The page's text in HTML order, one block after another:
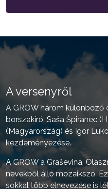
A versenyről
A GROW három különböző
borszakíró, Saša Špiranec
(Magyarország) és Igor
kezdeményezése.
A GROW a Graševina,
nevekből álló mozaikszó.
sokkal több elnevezése is